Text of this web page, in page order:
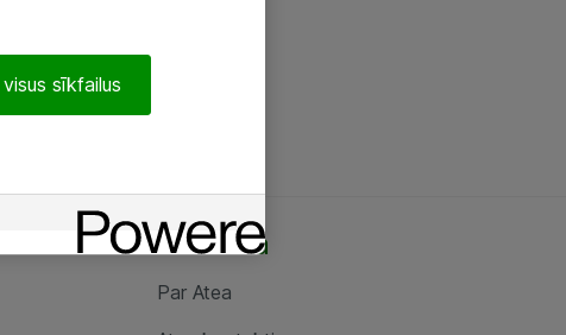
Par Atea
Par Atea
sīkfailus